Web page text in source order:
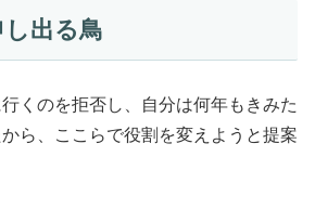
出る鳥
くのを拒否し、自分は何年もきみた
ら、ここらで役割を変えようと提案